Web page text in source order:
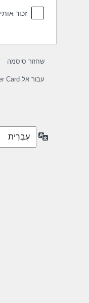
זכור אותי
שחזור סיסמה
עבור אל Summer Card
שפה